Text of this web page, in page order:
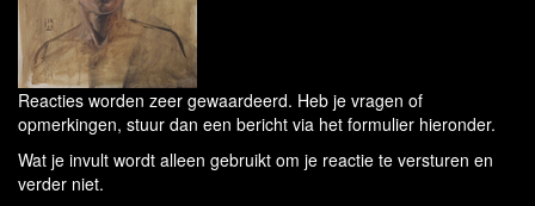
Reacties worden zeer gewaardeerd. Heb je vragen of
opmerkingen, stuur dan een bericht via het formulier hieronder.
Wat je invult wordt alleen gebruikt om je reactie te versturen en
verder niet.